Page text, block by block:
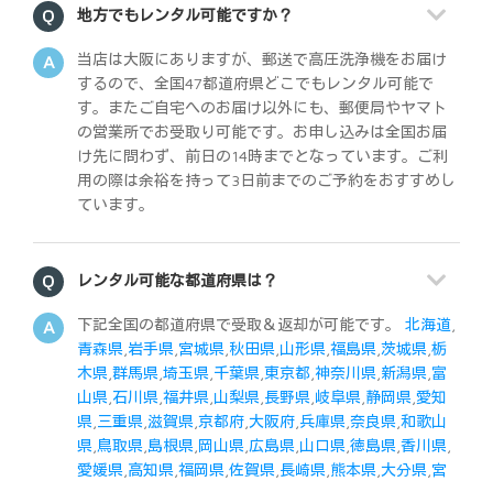
地方でもレンタル可能ですか？
当店は大阪にありますが、郵送で高圧洗浄機をお届け
するので、全国47都道府県どこでもレンタル可能で
す。またご自宅へのお届け以外にも、郵便局やヤマト
の営業所でお受取り可能です。お申し込みは全国お届
け先に問わず、前日の14時までとなっています。ご利
用の際は余裕を持って3日前までのご予約をおすすめし
ています。
レンタル可能な都道府県は？
下記全国の都道府県で受取＆返却が可能です。 北海道
青森県 岩手県 宮城県 秋田県 山形県 福島県 茨城県 栃
木県 群馬県 埼玉県 千葉県 東京都 神奈川県 新潟県 富
山県 石川県 福井県 山梨県 長野県 岐阜県 静岡県 愛知
県 三重県 滋賀県 京都府 大阪府 兵庫県 奈良県 和歌山
県 鳥取県 島根県 岡山県 広島県 山口県 徳島県 香川県
愛媛県 高知県 福岡県 佐賀県 長崎県 熊本県 大分県 宮